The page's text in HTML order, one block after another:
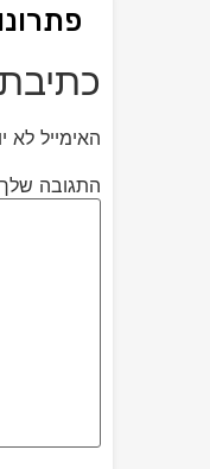
האימייל לא
התגובה שלך